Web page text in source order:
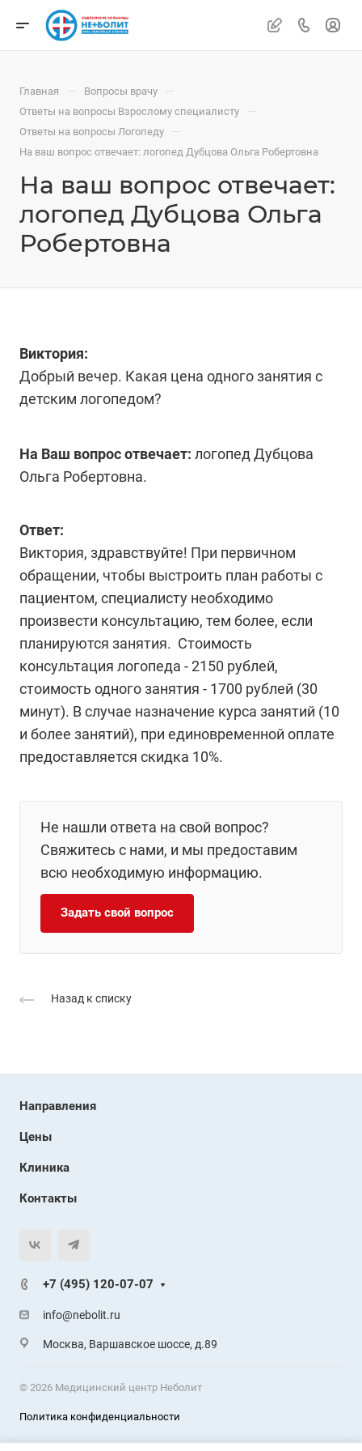
Главная — Вопросы врачу —
Ответы на вопросы Взрослому специалисту —
Ответы на вопросы Логопеду —
На ваш вопрос отвечает: логопед Дубцова Ольга Робертовна
На ваш вопрос отвечает:
логопед Дубцова Ольга
Робертовна
Виктория:
Добрый вечер. Какая цена одного занятия с
детским логопедом?
На Ваш вопрос отвечает: логопед Дубцова
Ольга Робертовна.
Ответ:
Виктория, здравствуйте! При первичном
обращении, чтобы выстроить план работы с
пациентом, специалисту необходимо
произвести консультацию, тем более, если
планируются занятия. Стоимость
консультация логопеда - 2150 рублей,
стоимость одного занятия - 1700 рублей (30
минут). В случае назначение курса занятий (10
и более занятий), при единовременной оплате
предоставляется скидка 10%.
Не нашли ответа на свой вопрос?
Свяжитесь с нами, и мы предоставим
всю необходимую информацию.
Задать свой вопрос
Назад к списку
Направления
Цены
Клиника
Контакты
+7 (495) 120-07-07
info@nebolit.ru
Москва, Варшавское шоссе, д.89
© 2026 Медицинский центр Неболит
Политика конфиденциальности